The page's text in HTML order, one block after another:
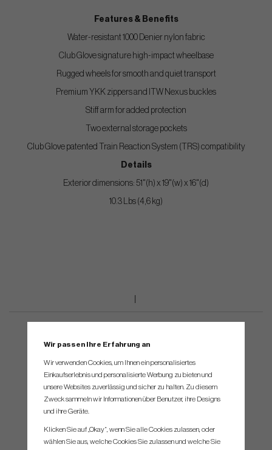
Features & Benefits
Water-resistant 1000 Denier nylon fabric
Club Glove signature high-impact wheelbase
Rugged wheels for smooth and quiet transport
Premium YKK zippers and ITW Nexus buckles
Stiff arm for added protection
Two external storage pockets
Club Glove patented Train Reaction System (TRS) compatibility
Details
Exterior dimensions: 51"(h) x 19"(w) x 16"(d)
10.3 Lbs (4,6 kg)
Wir passen Ihre Erfahrung an
Wir verwenden Cookies, um Ihnen ein personalisiertes
Einkaufserlebnis und personalisierte Werbung zu bieten und
unsere Websites zuverlässig und sicher zu halten. Zu diesem
Zweck sammeln wir Informationen über Benutzer, ihre Designs
und ihre Geräte.
Klicken Sie auf „Okay“, wenn Sie alle Cookies zulassen, oder
wählen Sie aus, welche Cookies Sie zulassen und welche Sie